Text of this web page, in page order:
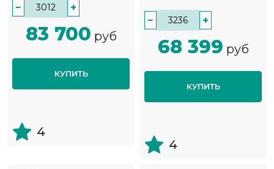
− +
83 700 руб
КУПИТЬ
4
− +
68 399 руб
КУПИТЬ
4